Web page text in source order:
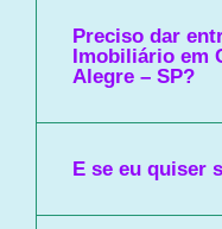
Preciso dar
Imobiliário em
Alegre – SP?
E se eu quiser